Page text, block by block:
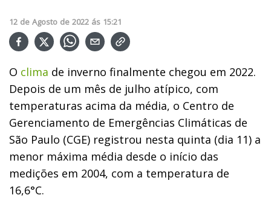
12 de Agosto de 2022 ás 15:21
O clima de inverno finalmente chegou em 2022.
Depois de um mês de julho atípico, com
temperaturas acima da média, o Centro de
Gerenciamento de Emergências Climáticas de
São Paulo (CGE) registrou nesta quinta (dia 11) a
menor máxima média desde o início das
medições em 2004, com a temperatura de
16,6°C.